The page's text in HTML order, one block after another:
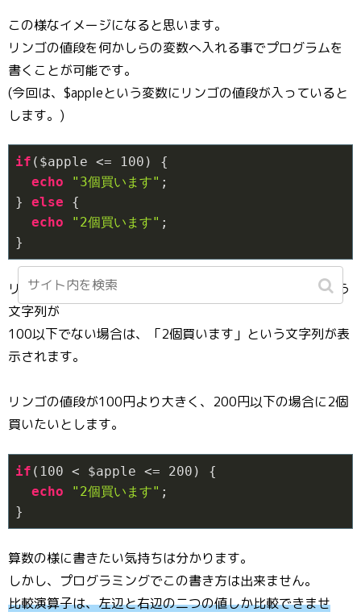
この様なイメージになると思います。
リンゴの値段を何かしらの変数へ入れる事でプログラムを
書くことが可能です。
(今回は、$appleという変数にリンゴの値段が入っていると
します。)
if ($apple <= 100 ) {
echo
"3個買います" ;
} else {
echo
"2個買います" ;
}
リンゴの値段が100以下の場合は、「3個買います」という
文字列が
100以下でない場合は、「2個買います」という文字列が表
示されます。
リンゴの値段が100円より大きく、200円以下の場合に2個
買いたいとします。
if ( 100 < $apple <= 200 ) {
echo
"2個買います" ;
}
算数の様に書きたい気持ちは分かります。
しかし、プログラミングでこの書き方は出来ません。
比較演算子は、左辺と右辺の二つの値しか比較できませ